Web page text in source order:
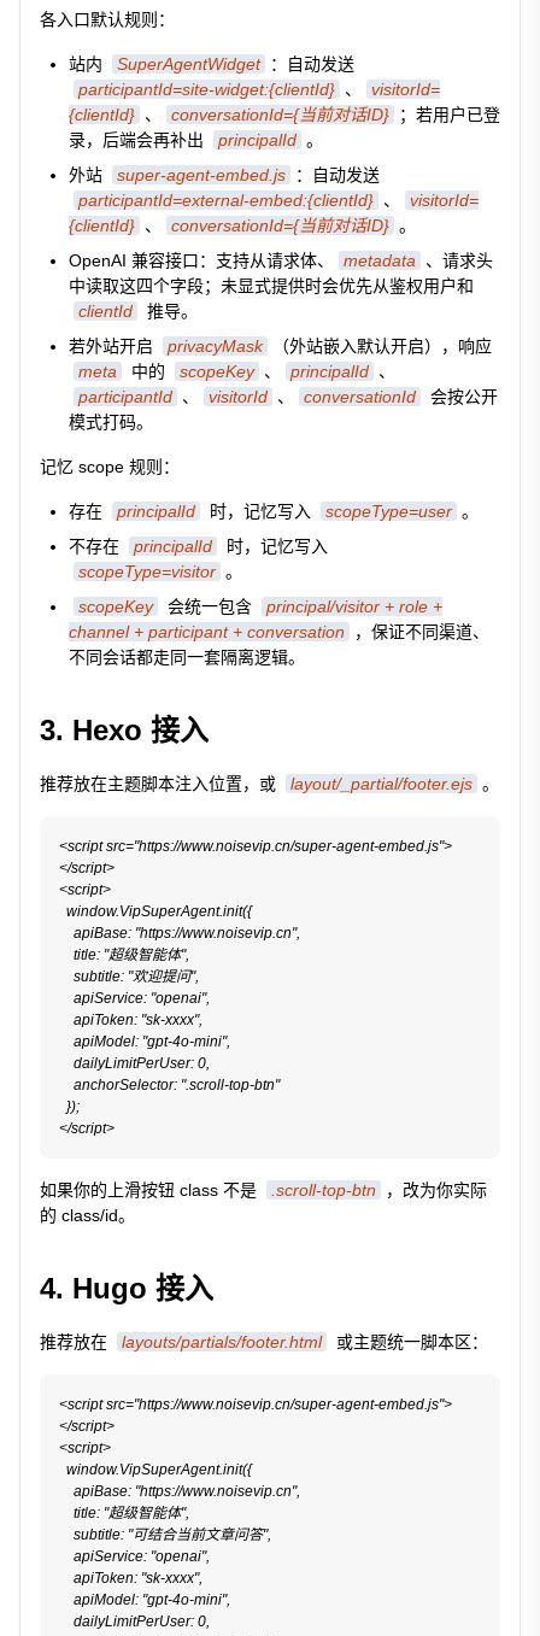
各入口默认规则：
站内 SuperAgentWidget
：自动发送
participantId=site-widget:{clientId} 、
visitorId=
{clientId} 、 conversationId={当前对话ID}
；若用户已登
录，后端会再补出
principalId 。
外站
super-agent-embed.js
：自动发送
participantId=external-embed:{clientId} 、
visitorId=
{clientId} 、 conversationId={当前对话ID} 。
OpenAI 兼容接口：支持从请求体、
metadata
、请求头
中读取这四个字段；未显式提供时会优先从鉴权用户和
clientId
推导。
若外站开启
privacyMask
（外站嵌入默认开启），响应
meta
中的 scopeKey 、 principalId 、
participantId 、 visitorId 、 conversationId
会按公开
模式打码。
记忆 scope 规则：
存在 principalId 时，记忆写入 scopeType=user 。
不存在
principalId
时，记忆写入
scopeType=visitor 。
scopeKey
会统一包含
principal/visitor + role +
channel + participant + conversation
，保证不同渠道、
不同会话都走同一套隔离逻辑。
3. Hexo 接入
推荐放在主题脚本注入位置，或 layout/_partial/footer.ejs 。
<script src="https://www.noisevip.cn/super-agent-embed.js">
</script>
<script>
</script>
如果你的上滑按钮 class 不是 .scroll-top-btn
，改为你实际
的 class/id。
4. Hugo 接入
推荐放在 layouts/partials/footer.html 或主题统一脚本区：
<script src="https://www.noisevip.cn/super-agent-embed.js">
</script>
<script>